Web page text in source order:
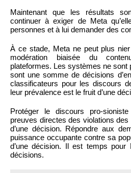
Maintenant que les résultats
continuer à exiger de Meta
personnes et à lui demander des
À ce stade, Meta ne peut plus
modération biaisée du
plateformes. Les systèmes ne sont
sont une somme de décisions
classificateurs pour les discours
leur prévalence est le fruit d’une
Protéger le discours pro-
preuves directes des violations
d’une décision. Répondre aux
puissance occupante contre sa
d’une décision. Il est temps pour
décisions.